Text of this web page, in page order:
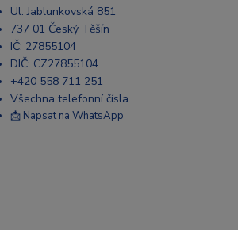
Ul. Jablunkovská 851
737 01 Český Těšín
IČ: 27855104
DIČ: CZ27855104
+420 558 711 251
Všechna telefonní čísla
📩 Napsat na WhatsApp